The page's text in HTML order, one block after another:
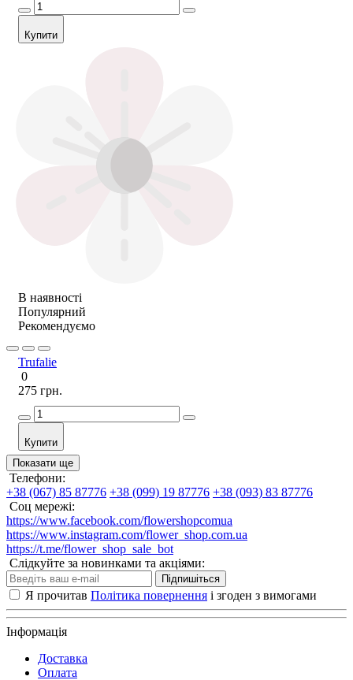
Купити
В наявності
Популярний
Рекомендуємо
Trufalie
0
275 грн.
Купити
Показати ще
Телефони:
+38 (067) 85 87776 +38 (099) 19 87776 +38 (093) 83 87776
Соц мережі:
https://www.facebook.com/flowershopcomua
https://www.instagram.com/flower_shop.com.ua
https://t.me/flower_shop_sale_bot
Слідкуйте за новинками та акціями:
Підпишіться
Я прочитав Політика повернення і згоден з вимогами
Інформація
Доставка
Оплата